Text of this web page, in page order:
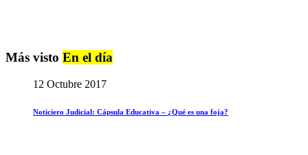
Más visto En el día
12 Octubre 2017
Noticiero Judicial: Cápsula Educativa – ¿Qué es una foja?